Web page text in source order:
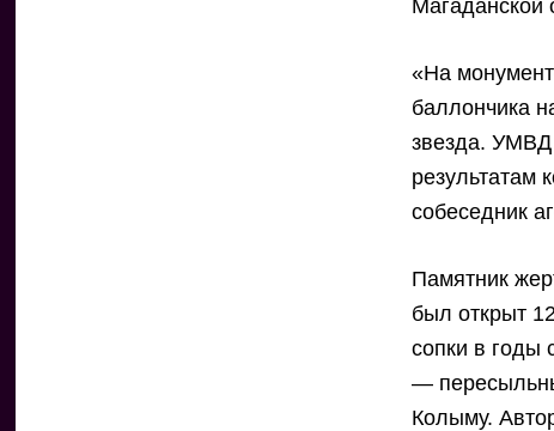
Магаданской
«На
баллончика
звезда. УМВД
результатам
собеседник
Памятник
был открыт
сопки в годы
—
Колыму.